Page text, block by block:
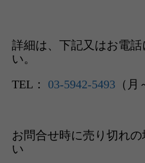
詳細は、下記又はお電話
い。
TEL： 03-5942-5493 （月
お問合せ時に売り切れ
い